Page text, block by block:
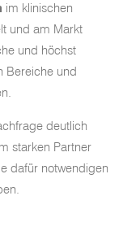
im klinischen
und am Markt
und höchst
Bereiche und
deutlich
starken Partner
dafür notwendigen